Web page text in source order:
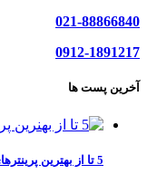
021-88866840
0912-1891217
آخرین پست ها
5 تا از بهترین پرینترهای hp سال 2026